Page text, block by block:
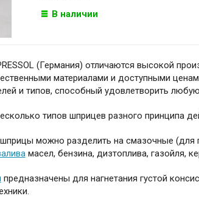
В наличии
(Германия) отличаются высокой
материалами и доступными
и типов, способный удовлетворить
типов шприцев разного принципа
можно разделить на смазочные (для
масел, бензина, дизтоплива, газойля,
предназначены для нагнетания густой